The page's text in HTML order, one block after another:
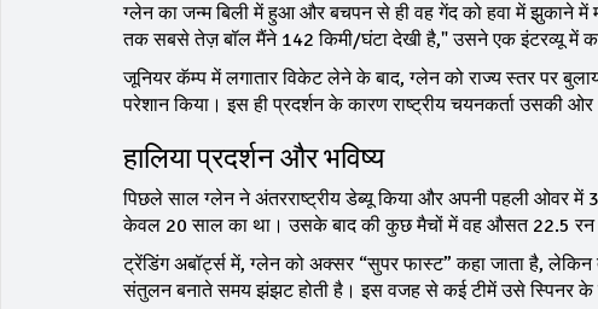
ग्लेन का जन्म बिली में हुआ और बचपन से ही वह गेंद को हवा में झुकाने
तक सबसे तेज़ बॉल मैंने 142 किमी/घंटा देखी है," उसने एक इंटरव्यू में
जूनियर कॅम्प में लगातार विकेट लेने के बाद, ग्लेन को राज्य स्तर पर
परेशान किया। इस ही प्रदर्शन के कारण राष्ट्रीय चयनकर्ता उसकी
हालिया प्रदर्शन और भविष्य
पिछले साल ग्लेन ने अंतरराष्ट्रीय डेब्यू किया और अपनी पहली ओवर
केवल 20 साल का था। उसके बाद की कुछ मैचों में वह औसत 22.5 रन
ट्रेंडिंग अबॉर्ट्स में, ग्लेन को अक्सर “सुपर फास्ट” कहा जाता है,
संतुलन बनाते समय झंझट होती है। इस वजह से कई टीमें उसे स्पिनर के